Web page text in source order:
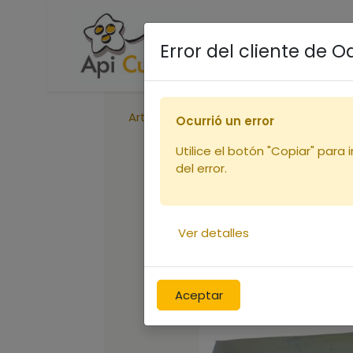
Accueil Boutique
Articles Lève cadre américain
Error del cliente de
Aceptar
Ocurrió un error
Utilice el botón "Copiar" para
del error.
Ver detalles